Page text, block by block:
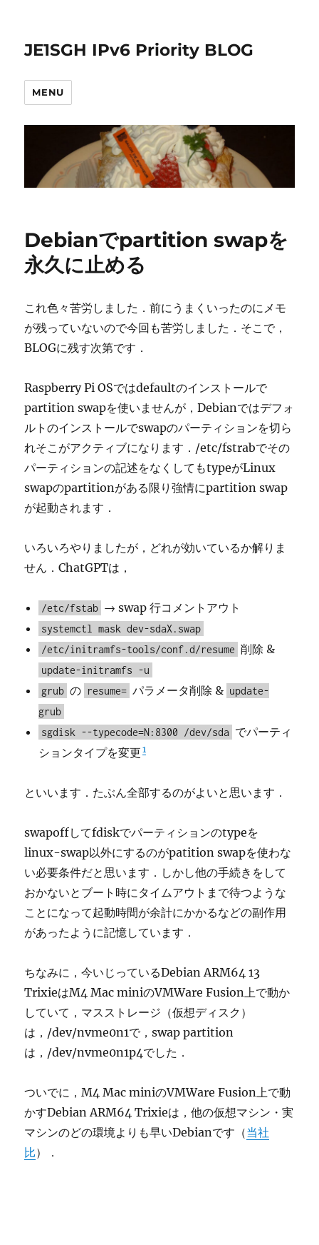
JE1SGH IPv6 Priority BLOG
MENU
Debianでpartition swapを
永久に止める
これ色々苦労しました．前にうまくいったのにメモ
が残っていないので今回も苦労しました．そこで，
BLOGに残す次第です．
Raspberry Pi OSではdefaultのインストールで
partition swapを使いませんが，Debianではデフォ
ルトのインストールでswapのパーティションを切ら
れそこがアクティブになります．/etc/fstrabでその
パーティションの記述をなくしてもtypeがLinux
swapのpartitionがある限り強情にpartition swap
が起動されます．
いろいろやりましたが，どれが効いているか解りま
せん．ChatGPTは，
/etc/fstab → swap 行コメントアウト
systemctl mask dev-sdaX.swap
/etc/initramfs-tools/conf.d/resume 削除 &
update-initramfs -u
grub の resume= パラメータ削除 & update-
grub
sgdisk --typecode=N:8300 /dev/sda でパーティ
ションタイプを変更 1
といいます．たぶん全部するのがよいと思います．
swapoffしてfdiskでパーティションのtypeを
linux-swap以外にするのがpatition swapを使わな
い必要条件だと思います．しかし他の手続きをして
おかないとブート時にタイムアウトまで待つような
ことになって起動時間が余計にかかるなどの副作用
があったように記憶しています．
ちなみに，今いじっているDebian ARM64 13
TrixieはM4 Mac miniのVMWare Fusion上で動か
していて，マスストレージ（仮想ディスク）
は，/dev/nvme0n1で，swap partition
は，/dev/nvme0n1p4でした．
ついでに，M4 Mac miniのVMWare Fusion上で動
かすDebian ARM64 Trixieは，他の仮想マシン・実
マシンのどの環境よりも早いDebianです（当社
比）．